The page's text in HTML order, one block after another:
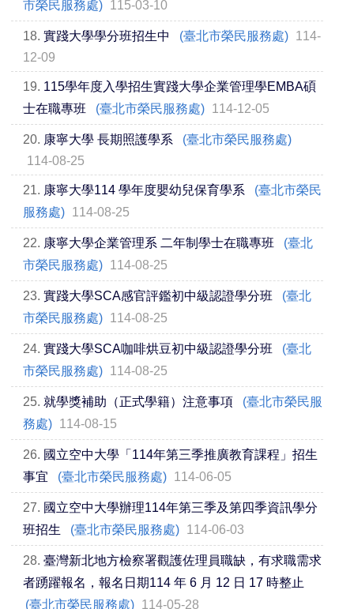
市榮民服務處) 115-03-10
18. 實踐大學學分班招生中 (臺北市榮民服務處) 114-
12-09
19. 115學年度入學招生實踐大學企業管理學EMBA碩
士在職專班
(臺北市榮民服務處) 114-12-05
20. 康寧大學 長期照護學系
(臺北市榮民服務處)
114-08-25
21. 康寧大學114 學年度嬰幼兒保育學系
(臺北市榮民
服務處) 114-08-25
22. 康寧大學企業管理系 二年制學士在職專班
(臺北
市榮民服務處) 114-08-25
23. 實踐大學SCA感官評鑑初中級認證學分班
(臺北
市榮民服務處) 114-08-25
24. 實踐大學SCA咖啡烘豆初中級認證學分班
(臺北
市榮民服務處) 114-08-25
25. 就學獎補助（正式學籍）注意事項
(臺北市榮民服
務處) 114-08-15
26. 國立空中大學「114年第三季推廣教育課程」招生
事宜
(臺北市榮民服務處) 114-06-05
27. 國立空中大學辦理114年第三季及第四季資訊學分
班招生
(臺北市榮民服務處) 114-06-03
28. 臺灣新北地方檢察署觀護佐理員職缺，有求職需求
者踴躍報名，報名日期114 年 6 月 12 日 17 時整止
(臺北市榮民服務處) 114-05-28